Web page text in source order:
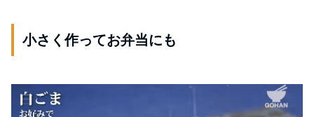
小さく作ってお弁当にも